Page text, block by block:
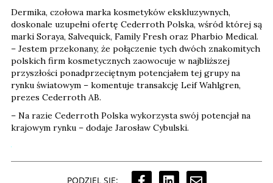
Dermika, czołowa marka kosmetyków ekskluzywnych,
doskonale uzupełni ofertę Cederroth Polska, wśród której są
marki Soraya, Salvequick, Family Fresh oraz Pharbio Medical.
– Jestem przekonany, że połączenie tych dwóch znakomitych
polskich firm kosmetycznych zaowocuje w najbliższej
przyszłości ponadprzeciętnym potencjałem tej grupy na
rynku światowym – komentuje transakcję Leif Wahlgren,
prezes Cederroth AB.
– Na razie Cederroth Polska wykorzysta swój potencjał na
krajowym rynku – dodaje Jarosław Cybulski.
PODZIEL SIĘ: